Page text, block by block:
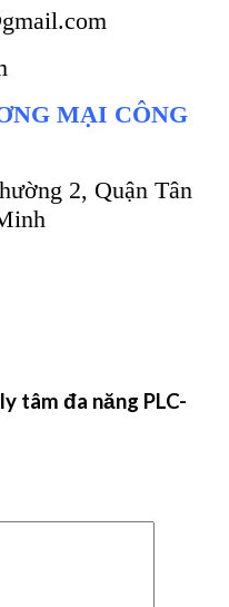
MẠI CÔNG
2, Quận Tân
tâm đa năng PLC-